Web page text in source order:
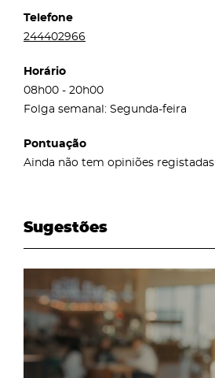
Telefone
244402966
Horário
08h00 - 20h00
Folga semanal: Segunda-feira
Pontuação
Ainda não tem opiniões registadas
Sugestões
page